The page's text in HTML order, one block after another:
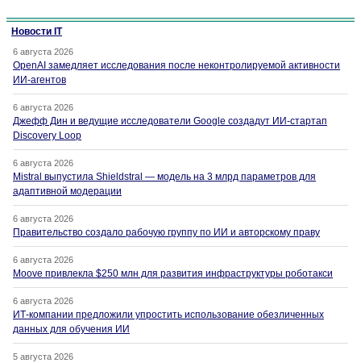
Новости IT
6 августа 2026
OpenAI замедляет исследования после неконтролируемой активности
ИИ-агентов
6 августа 2026
Джефф Дин и ведущие исследователи Google создадут ИИ-стартап
Discovery Loop
6 августа 2026
Mistral выпустила Shieldstral — модель на 3 млрд параметров для
адаптивной модерации
6 августа 2026
Правительство создало рабочую группу по ИИ и авторскому праву
6 августа 2026
Moove привлекла $250 млн для развития инфраструктуры роботакси
6 августа 2026
ИТ-компании предложили упростить использование обезличенных
данных для обучения ИИ
5 августа 2026